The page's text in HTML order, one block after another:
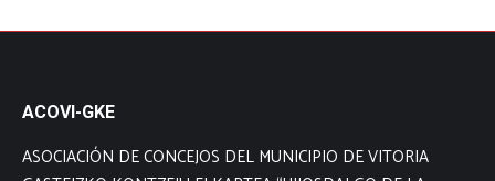
ACOVI-GKE
ASOCIACIÓN DE CONCEJOS DEL MUNICIPIO DE VITORIA